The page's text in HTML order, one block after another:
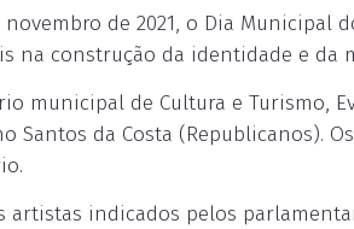
de 2021, o Dia Municipal
na construção da identidade e da
municipal de Cultura e Turismo,
Santos da Costa (Republicanos).
artistas indicados pelos